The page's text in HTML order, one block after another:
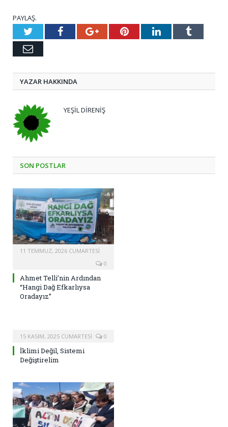
PAYLAŞ.
TwitterFacebookGoogle+PinterestLinkedInTumblr
E-
YAZAR HAKKINDA
YEŞIL DIRENIŞ
SON POSTLAR
11 TEMMUZ, 2026 CUMARTESI
0
Ahmet Telli’nin Ardından
“Hangi Dağ Efkarlıysa
Oradayız”
15 KASIM, 2025 CUMARTESI 0
İklimi Değil, Sistemi
Değiştirelim